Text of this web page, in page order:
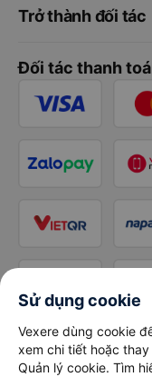
Trở thành đối tác
Đối tác thanh
Sử dụng cookie
Vexere dùng cookie
xem chi tiết hoặc
Quản lý cookie. Tìm